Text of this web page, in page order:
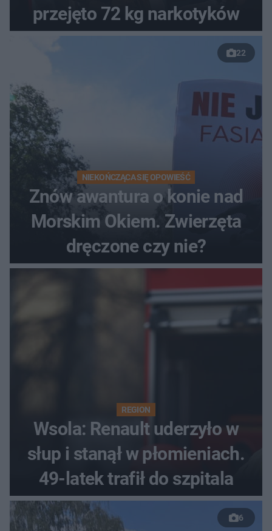
przejęto 72 kg narkotyków
22
NIEKOŃCZĄCA SIĘ OPOWIEŚĆ
Znów awantura o konie nad
Morskim Okiem. Zwierzęta
dręczone czy nie?
REGION
Wsola: Renault uderzyło w
słup i stanął w płomieniach.
49-latek trafił do szpitala
6